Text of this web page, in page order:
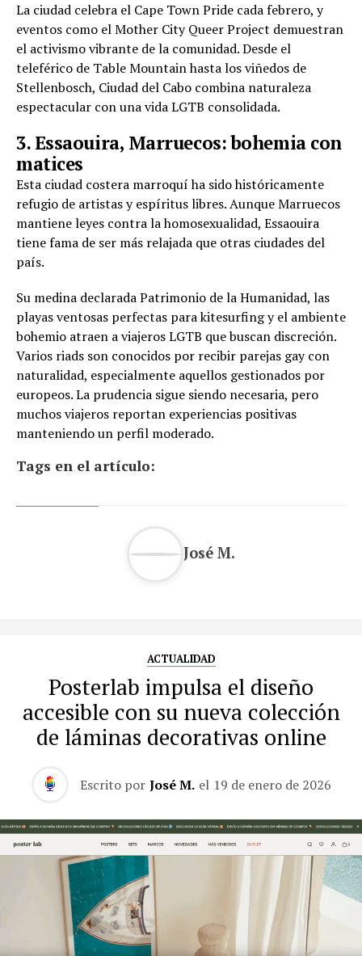
La ciudad celebra el Cape Town Pride cada febrero, y
eventos como el Mother City Queer Project demuestran
el activismo vibrante de la comunidad. Desde el
teleférico de Table Mountain hasta los viñedos de
Stellenbosch, Ciudad del Cabo combina naturaleza
espectacular con una vida LGTB consolidada.
3. Essaouira, Marruecos: bohemia con
matices
Esta ciudad costera marroquí ha sido históricamente
refugio de artistas y espíritus libres. Aunque Marruecos
mantiene leyes contra la homosexualidad, Essaouira
tiene fama de ser más relajada que otras ciudades del
país.
Su medina declarada Patrimonio de la Humanidad, las
playas ventosas perfectas para kitesurfing y el ambiente
bohemio atraen a viajeros LGTB que buscan discreción.
Varios riads son conocidos por recibir parejas gay con
naturalidad, especialmente aquellos gestionados por
europeos. La prudencia sigue siendo necesaria, pero
muchos viajeros reportan experiencias positivas
manteniendo un perfil moderado.
Tags en el artículo:
José M.
ACTUALIDAD
Posterlab impulsa el diseño
accesible con su nueva colección
de láminas decorativas online
Escrito por José M. el 19 de enero de 2026